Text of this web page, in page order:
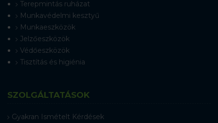
Terepmintás ruházat
Munkavédelmi kesztyű
Munkaeszközök
Jelzőeszközök
Védőeszközök
Tisztítás és higiénia
SZOLGÁLTATÁSOK
Gyakran Ismételt Kérdések